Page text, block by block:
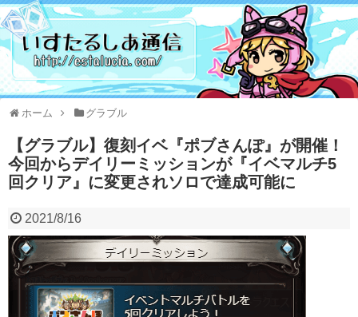
ホーム グラブル
【グラブル】復刻イベ『ポブさんぽ』が開催！
今回からデイリーミッションが『イベマルチ5
回クリア』に変更されソロで達成可能に
2021/8/16